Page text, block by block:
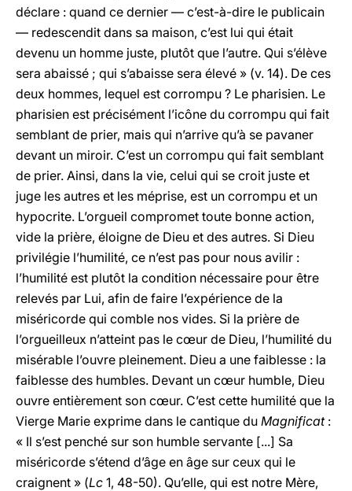
déclare : quand ce dernier — c’est-à-dire le publicain
— redescendit dans sa maison, c’est lui qui était
devenu un homme juste, plutôt que l’autre. Qui s’élève
sera abaissé ; qui s’abaisse sera élevé » (v. 14). De ces
deux hommes, lequel est corrompu ? Le pharisien. Le
pharisien est précisément l’icône du corrompu qui fait
semblant de prier, mais qui n’arrive qu’à se pavaner
devant un miroir. C’est un corrompu qui fait semblant
de prier. Ainsi, dans la vie, celui qui se croit juste et
juge les autres et les méprise, est un corrompu et un
hypocrite. L’orgueil compromet toute bonne action,
vide la prière, éloigne de Dieu et des autres. Si Dieu
privilégie l’humilité, ce n’est pas pour nous avilir :
l’humilité est plutôt la condition nécessaire pour être
relevés par Lui, afin de faire l’expérience de la
miséricorde qui comble nos vides. Si la prière de
l’orgueilleux n’atteint pas le cœur de Dieu, l’humilité du
misérable l’ouvre pleinement. Dieu a une faiblesse : la
faiblesse des humbles. Devant un cœur humble, Dieu
ouvre entièrement son cœur. C’est cette humilité que la
Vierge Marie exprime dans le cantique du Magnificat:
« Il s’est penché sur son humble servante [...] Sa
miséricorde s’étend d’âge en âge sur ceux qui le
craignent » (Lc 1, 48-50). Qu’elle, qui est notre Mère,